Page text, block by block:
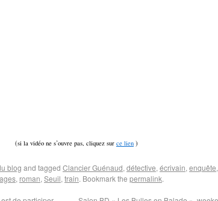
(si la vidéo ne s’ouvre pas, cliquez sur ce lien )
blog and tagged Clancier Guénaud, détective, écrivain, enquête,
, roman, Seuil, train. Bookmark the permalink.